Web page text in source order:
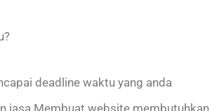
deadline waktu yang anda